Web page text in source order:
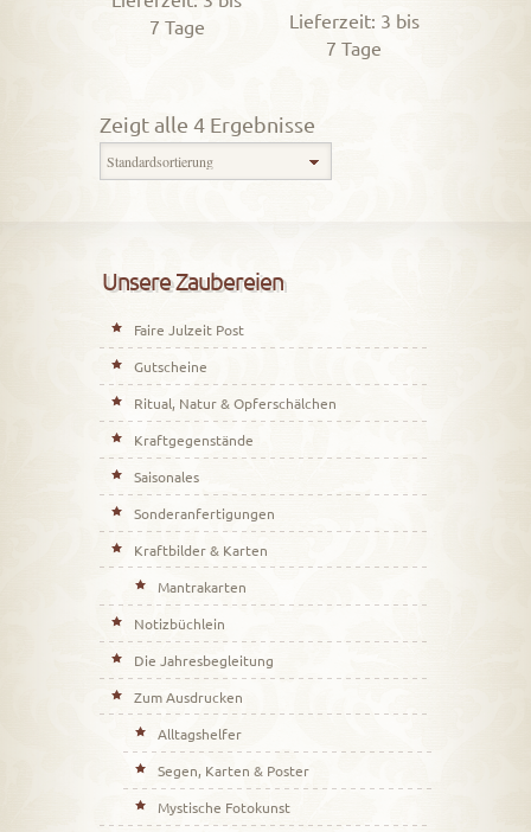
7 Tage
Lieferzeit: 3 bis
7 Tage
Zeigt alle 4 Ergebnisse
Unsere Zaubereien
Faire Julzeit Post
Gutscheine
Ritual, Natur & Opferschälchen
Kraftgegenstände
Saisonales
Sonderanfertigungen
Kraftbilder & Karten
Mantrakarten
Notizbüchlein
Die Jahresbegleitung
Zum Ausdrucken
Alltagshelfer
Segen, Karten & Poster
Mystische Fotokunst